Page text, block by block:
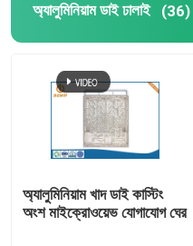
দ্রুত প্রোটোটাইপিং পরিষেবা
অ্যালুমিনিয়াম ডাই ঢালাই (36)
অ্যালুমিনিয়াম খাদ ডাই কাস্টিং
অংশ মাইক্রোওয়েভ যোগাযোগ ঘের